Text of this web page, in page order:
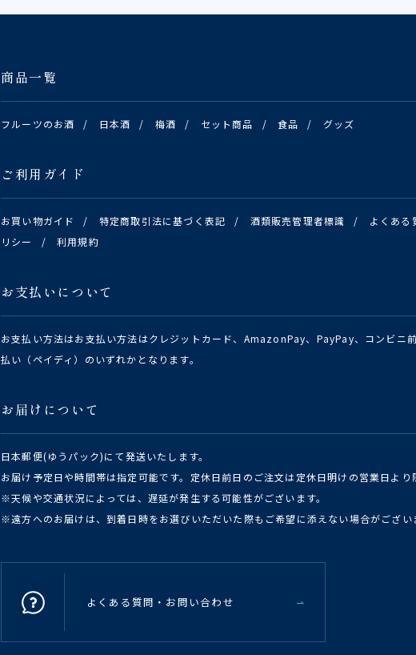
商品一覧
フルーツのお酒 / 日本酒 / 梅酒 / セット商品 / 食品 / グッズ
ご利用ガイド
お買い物ガイド / 特定商取引法に基づく表記 / 酒類販売管理者標識 / よくある
リシー
/ 利用規約
お支払いについて
お支払い方法はお支払い方法はクレジットカード、AmazonPay、PayPay、コンビニ
払い（ペイディ）のいずれかとなります。
お届けについて
日本郵便(ゆうパック)にて発送いたします。
お届け予定日や時間帯は指定可能です。定休日前日のご注文は定休日明けの営業日より
※天候や交通状況によっては、遅延が発生する可能性がございます。
※遠方へのお届けは、到着日時をお選びいただいた際もご希望に添えない場合がござい
よくある質問・お問い合わせ